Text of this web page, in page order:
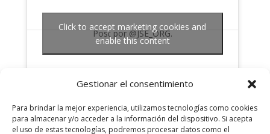
Gestionar el consentimiento
Para brindar la mejor experiencia, utilizamos tecnologías como cookies
para almacenar y/o acceder a la información del dispositivo. Si acepta
el uso de estas tecnologías, podremos procesar datos como el
Post por @JSE_ORG.
Click to accept marketing cookies and
enable this content